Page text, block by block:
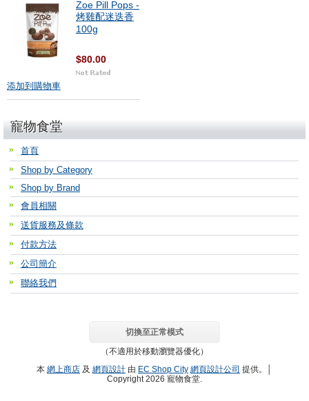
Zoe Pill Pops -
烤雞配迷迭香
100g
$80.00
添加到購物車
寵物食堂
首頁
Shop by Category
Shop by Brand
會員相關
送貨服務及條款
付款方法
公司簡介
聯絡我們
切換至正常模式
（不適用於移動瀏覽器優化）
本 網上商店 及 網頁設計 由 EC Shop City 網頁設計公司 提供。│
Copyright 2026 寵物食堂.